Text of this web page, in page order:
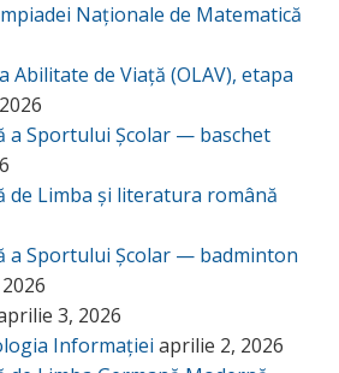
Naționale de Matematică
Abilitate de Viață (OLAV), etapa
a Sportului Școlar — baschet
de Limba și literatura română
a Sportului Școlar — badminton
3, 2026
Informației aprilie 2, 2026